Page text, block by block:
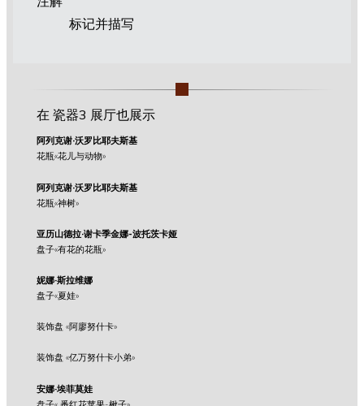
标记并描写
在 瓷器3 展厅也展示
阿列克谢·沃罗比耶夫斯基
花瓶«花儿与动物»
阿列克谢·沃罗比耶夫斯基
花瓶«神树»
亚历山德拉·谢卡季金娜-波托茨卡娅
盘子«有花的花瓶»
妮娜·斯拉维娜
盘子«夏娃»
装饰盘 «阿廖努什卡»
装饰盘 «亿万努什卡小弟»
安娜·埃菲莫娃